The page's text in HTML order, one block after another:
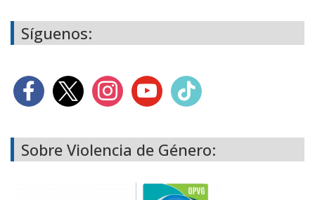
Síguenos:
Sobre Violencia de Género: